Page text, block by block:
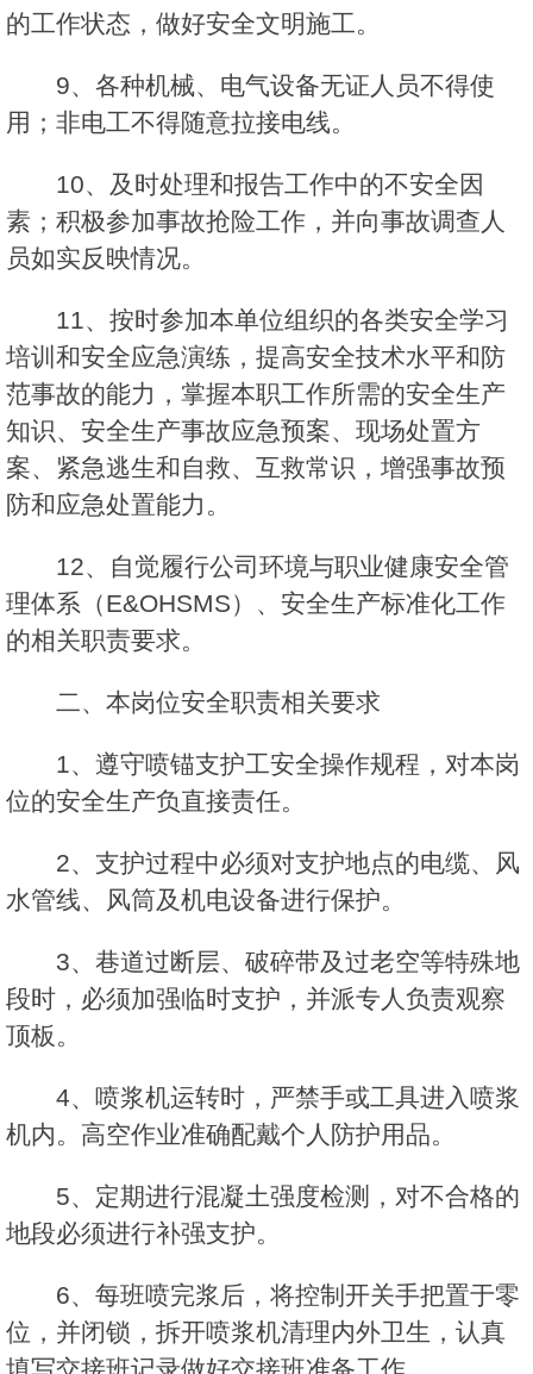
的工作状态，做好安全文明施工。
9、各种机械、电气设备无证人员不得使
用；非电工不得随意拉接电线。
10、及时处理和报告工作中的不安全因
素；积极参加事故抢险工作，并向事故调查人
员如实反映情况。
11、按时参加本单位组织的各类安全学习
培训和安全应急演练，提高安全技术水平和防
范事故的能力，掌握本职工作所需的安全生产
知识、安全生产事故应急预案、现场处置方
案、紧急逃生和自救、互救常识，增强事故预
防和应急处置能力。
12、自觉履行公司环境与职业健康安全管
理体系（E&OHSMS）、安全生产标准化工作
的相关职责要求。
二、本岗位安全职责相关要求
1、遵守喷锚支护工安全操作规程，对本岗
位的安全生产负直接责任。
2、支护过程中必须对支护地点的电缆、风
水管线、风筒及机电设备进行保护。
3、巷道过断层、破碎带及过老空等特殊地
段时，必须加强临时支护，并派专人负责观察
顶板。
4、喷浆机运转时，严禁手或工具进入喷浆
机内。高空作业准确配戴个人防护用品。
5、定期进行混凝土强度检测，对不合格的
地段必须进行补强支护。
6、每班喷完浆后，将控制开关手把置于零
位，并闭锁，拆开喷浆机清理内外卫生，认真